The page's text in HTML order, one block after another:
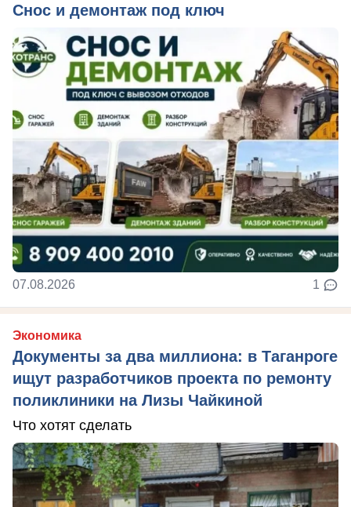
Снос и демонтаж под ключ
07.08.2026 1
Экономика
Документы за два миллиона: в Таганроге
ищут разработчиков проекта по ремонту
поликлиники на Лизы Чайкиной
Что хотят сделать